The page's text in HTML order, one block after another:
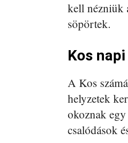
kell nézniük
söpörtek.
Kos
A Kos
helyzetek
okoznak
csalódások